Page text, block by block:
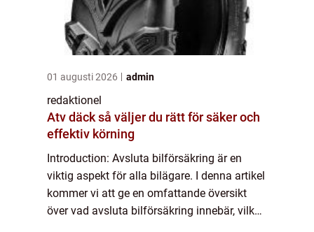
01 augusti 2026 admin
redaktionel
Atv däck så väljer du rätt för säker och
effektiv körning
Introduction: Avsluta bilförsäkring är en
viktig aspekt för alla bilägare. I denna artikel
kommer vi att ge en omfattande översikt
över vad avsluta bilförsäkring innebär, vilka